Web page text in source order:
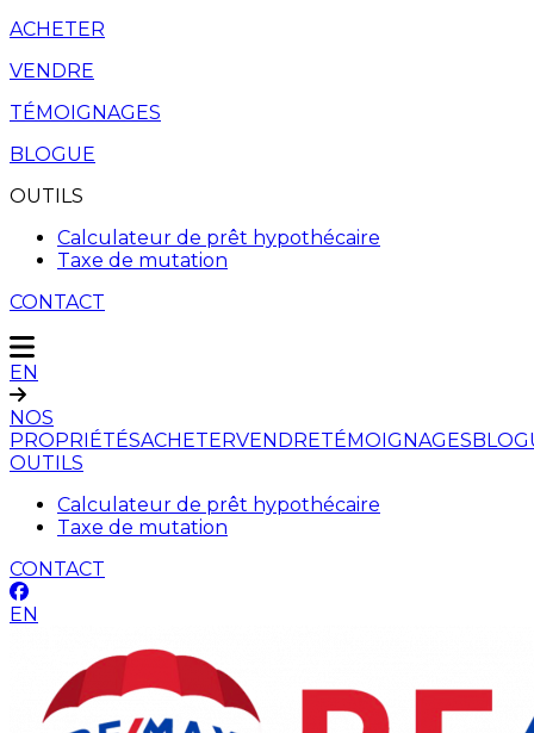
ACHETER
VENDRE
TÉMOIGNAGES
BLOGUE
OUTILS
Calculateur de prêt hypothécaire
Taxe de mutation
CONTACT
EN
NOS
PROPRIÉTÉSACHETERVENDRETÉMOIGNAGES
OUTILS
Calculateur de prêt hypothécaire
Taxe de mutation
CONTACT
EN